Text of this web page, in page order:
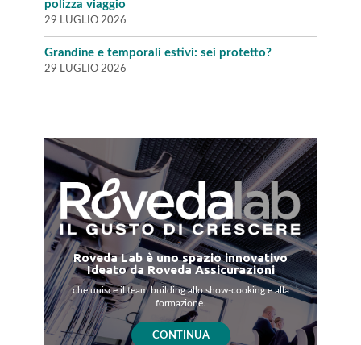
polizza viaggio
29 LUGLIO 2026
Grandine e temporali estivi: sei protetto?
29 LUGLIO 2026
Roveda Lab è uno spazio innovativo
Ideato da Roveda Assicurazioni
che unisce il team building allo show-cooking e alla
formazione.
CONTINUA